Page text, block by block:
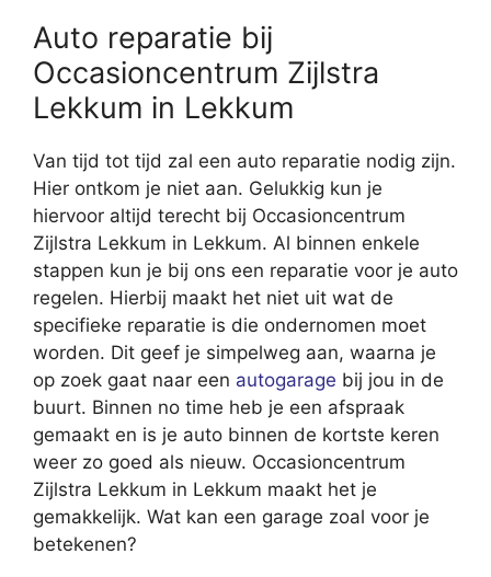
Auto reparatie bij
Occasioncentrum Zijlstra
Lekkum in Lekkum
Van tijd tot tijd zal een auto reparatie nodig zijn.
Hier ontkom je niet aan. Gelukkig kun je
hiervoor altijd terecht bij Occasioncentrum
Zijlstra Lekkum in Lekkum. Al binnen enkele
stappen kun je bij ons een reparatie voor je auto
regelen. Hierbij maakt het niet uit wat de
specifieke reparatie is die ondernomen moet
worden. Dit geef je simpelweg aan, waarna je
op zoek gaat naar een autogarage bij jou in de
buurt. Binnen no time heb je een afspraak
gemaakt en is je auto binnen de kortste keren
weer zo goed als nieuw. Occasioncentrum
Zijlstra Lekkum in Lekkum maakt het je
gemakkelijk. Wat kan een garage zoal voor je
betekenen?